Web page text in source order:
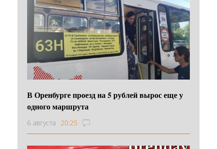
В Оренбурге проезд на 5 рублей вырос еще у
одного маршрута
6 августа 20:25